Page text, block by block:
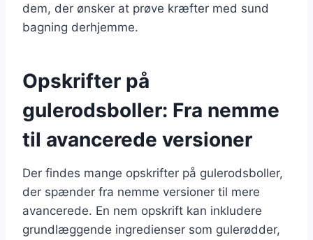
dem, der ønsker at prøve kræfter med sund
bagning derhjemme.
Opskrifter på
gulerodsboller: Fra nemme
til avancerede versioner
Der findes mange opskrifter på gulerodsboller,
der spænder fra nemme versioner til mere
avancerede. En nem opskrift kan inkludere
grundlæggende ingredienser som gulerødder,